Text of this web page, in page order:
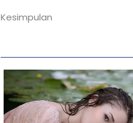
Kesimpulan